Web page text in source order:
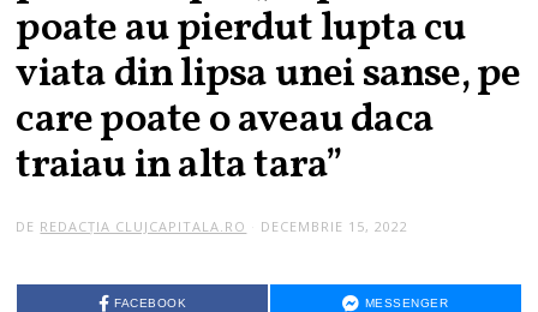
poate au pierdut lupta cu
viata din lipsa unei sanse, pe
care poate o aveau daca
traiau in alta tara”
DE REDACȚIA CLUJCAPITALA.RO DECEMBRIE 15, 2022
FACEBOOK MESSENGER